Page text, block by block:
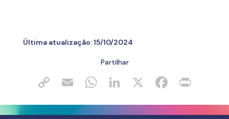
Última atualização:15/10/2024
Partilhar